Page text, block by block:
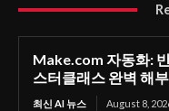
Make.com 자동화:
스터클래스 완벽 해부
최신 AI 뉴스 August 8,